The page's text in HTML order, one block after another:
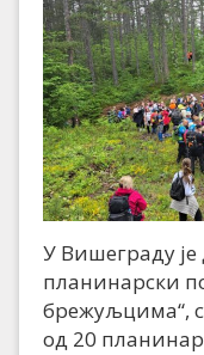
У Вишеграду
планинарски
брежуљцима“,
од 20